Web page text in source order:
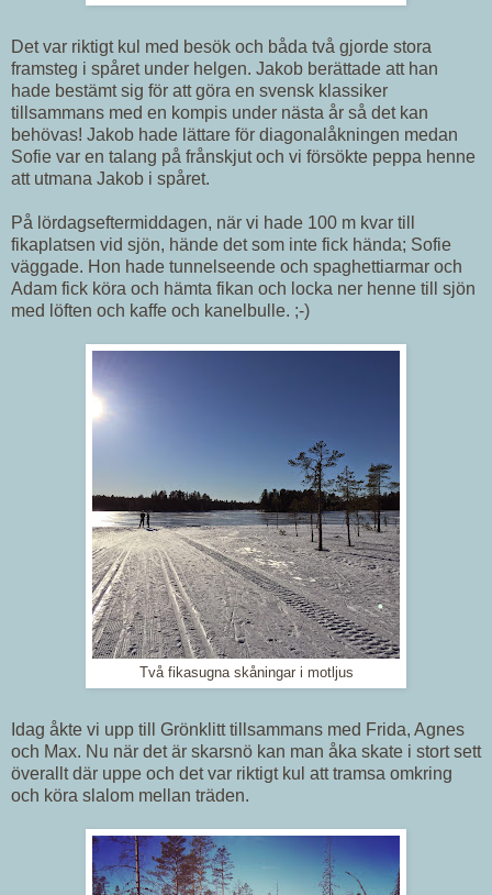
Det var riktigt kul med besök och båda två gjorde stora
framsteg i spåret under helgen. Jakob berättade att han
hade bestämt sig för att göra en svensk klassiker
tillsammans med en kompis under nästa år så det kan
behövas! Jakob hade lättare för diagonalåkningen medan
Sofie var en talang på frånskjut och vi försökte peppa henne
att utmana Jakob i spåret.
På lördagseftermiddagen, när vi hade 100 m kvar till
fikaplatsen vid sjön, hände det som inte fick hända; Sofie
väggade. Hon hade tunnelseende och spaghettiarmar och
Adam fick köra och hämta fikan och locka ner henne till sjön
med löften och kaffe och kanelbulle. ;-)
Två fikasugna skåningar i motljus
Idag åkte vi upp till Grönklitt tillsammans med Frida, Agnes
och Max. Nu när det är skarsnö kan man åka skate i stort sett
överallt där uppe och det var riktigt kul att tramsa omkring
och köra slalom mellan träden.